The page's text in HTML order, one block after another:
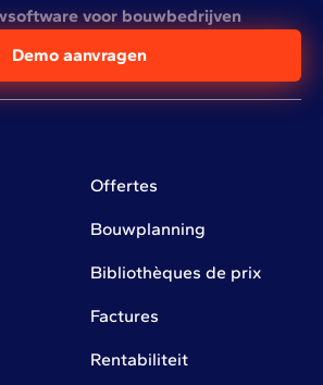
voor bouwbedrijven
Demo aanvragen
Offertes
Bouwplanning
Bibliothèques de prix
Factures
Rentabiliteit